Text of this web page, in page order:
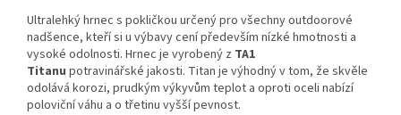
Ultralehký hrnec s pokličkou určený pro všechny outdoorové
nadšence, kteří si u výbavy cení především nízké hmotnosti a
vysoké odolnosti. Hrnec je vyrobený z TA1
Titanu potravinářské jakosti. Titan je výhodný v tom, že skvěle
odolává korozi, prudkým výkyvům teplot a oproti oceli nabízí
poloviční váhu a o třetinu vyšší pevnost.